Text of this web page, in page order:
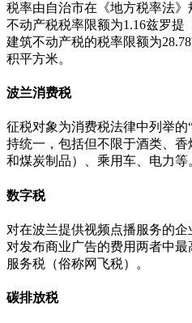
税率由自治市在《地方税率法
不动产税税率限额为1.16兹罗提
建筑不动产税的税率限额为
积平方米。
波兰消费税
征税对象为消费税法律中列举
持统一，包括但不限于酒类、
和煤炭制品）、乘用车、电力等
数字税
对在波兰提供视频点播服务的
对发布商业广告的费用两者中
服务税（俗称网飞税）。
碳排放税